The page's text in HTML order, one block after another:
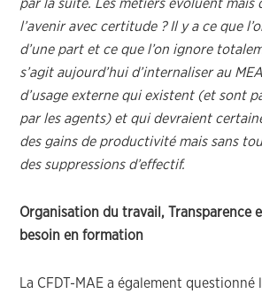
par la suite. Les métiers évoluent mais
l’avenir avec certitude ? Il y a ce que
d’une part et ce que l’on ignore
s’agit aujourd’hui d’internaliser au
d’usage externe qui existent (et sont
par les agents) et qui devraient
des gains de productivité mais sans
des suppressions d’effectif.
Organisation du travail, Transparence
besoin en formation
La CFDT-MAE a également